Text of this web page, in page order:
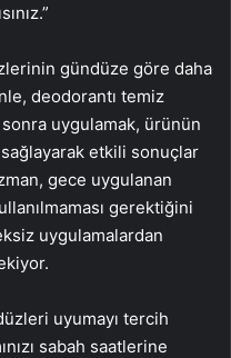
gündüze göre daha
deodorantı temiz
uygulamak, ürünün
etkili sonuçlar
gece uygulanan
gerektiğini
uygulamalardan
uyumayı tercih
sabah saatlerine